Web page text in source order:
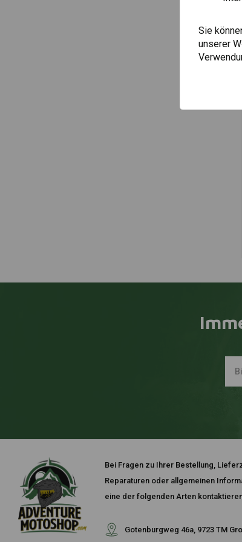
Bei Fragen zu Ihrer Bestellung,
Reparaturen oder allgemeinen
eine der folgenden Arten
Gotenburgweg 46a, 9723 TM
Sie
unserer